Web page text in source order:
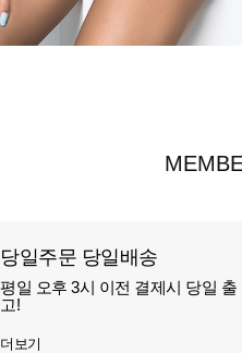
당일주문 당일배송
평일 오후 3시 이전 결제시 당일 출
고!
더보기